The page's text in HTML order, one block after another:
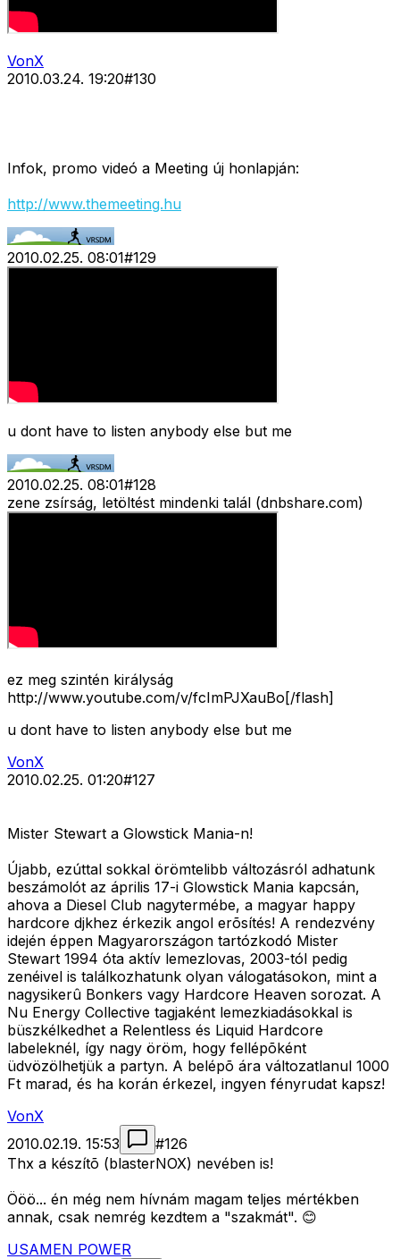
VonX
2010.03.24. 19:20#130
Infok, promo videó a Meeting új honlapján:
http://www.themeeting.hu
2010.02.25. 08:01#129
u dont have to listen anybody else but me
2010.02.25. 08:01#128
zene zsírság, letöltést mindenki talál (dnbshare.com)
ez meg szintén királyság
http://www.youtube.com/v/fcImPJXauBo[/flash]
u dont have to listen anybody else but me
VonX
2010.02.25. 01:20#127
Mister Stewart a Glowstick Mania-n!
Újabb, ezúttal sokkal örömtelibb változásról adhatunk
beszámolót az április 17-i Glowstick Mania kapcsán,
ahova a Diesel Club nagytermébe, a magyar happy
hardcore djkhez érkezik angol erõsítés! A rendezvény
idején éppen Magyarországon tartózkodó Mister
Stewart 1994 óta aktív lemezlovas, 2003-tól pedig
zenéivel is találkozhatunk olyan válogatásokon, mint a
nagysikerû Bonkers vagy Hardcore Heaven sorozat. A
Nu Energy Collective tagjaként lemezkiadásokkal is
büszkélkedhet a Relentless és Liquid Hardcore
labeleknél, így nagy öröm, hogy fellépõként
üdvözölhetjük a partyn. A belépõ ára változatlanul 1000
Ft marad, és ha korán érkezel, ingyen fényrudat kapsz!
VonX
2010.02.19. 15:53
#126
Thx a készítõ (blasterNOX) nevében is!
Ööö... én még nem hívnám magam teljes mértékben
annak, csak nemrég kezdtem a "szakmát". 😊
USAMEN POWER